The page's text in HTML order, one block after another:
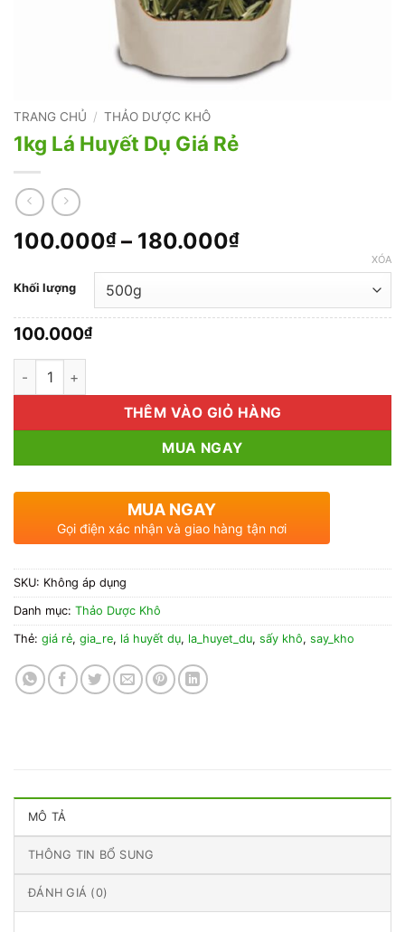
TRANG CHỦ / THẢO DƯỢC KHÔ
1kg Lá Huyết Dụ Giá Rẻ
100.000₫ – 180.000₫Khoảng
100.000₫
đến
Khối lượng
XÓA
100.000₫
1kg Lá Huyết Dụ Giá Rẻ số lượng
THÊM VÀO GIỎ HÀNG
MUA NGAY
MUA NGAY
Gọi điện xác nhận và giao hàng tận nơi
SKU: Không áp dụng
Danh mục: Thảo Dược Khô
Thẻ: giá rẻ, gia_re, lá huyết dụ, la_huyet_du, sấy khô, say_kho
MÔ TẢ
THÔNG TIN BỔ SUNG
ĐÁNH GIÁ (0)